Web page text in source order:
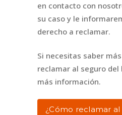
en contacto con
su caso y le
derecho a reclamar.
Si necesitas saber
reclamar al seguro del
más información.
¿Cómo reclamar